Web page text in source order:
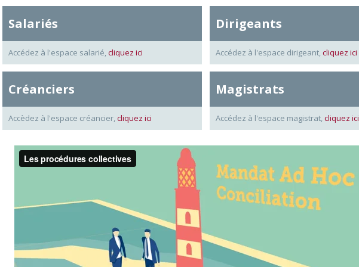
Salariés
Accédez à l'espace salarié,cliquez ici
Dirigeants
Accédez à l'espace dirigeant,cliquez ici
Créanciers
Accèdez à l'espace créancier,cliquez ici
Magistrats
Accédez à l'espace magistrat,cliquez ici